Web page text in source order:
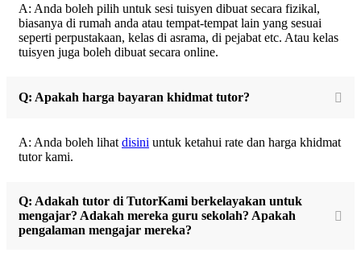
A: Anda boleh pilih untuk sesi tuisyen dibuat secara fizikal,
biasanya di rumah anda atau tempat-tempat lain yang sesuai
seperti perpustakaan, kelas di asrama, di pejabat etc. Atau kelas
tuisyen juga boleh dibuat secara online.
Q: Apakah harga bayaran khidmat tutor?
A: Anda boleh lihat disini untuk ketahui rate dan harga khidmat
tutor kami.
Q: Adakah tutor di TutorKami berkelayakan untuk
mengajar? Adakah mereka guru sekolah? Apakah
pengalaman mengajar mereka?